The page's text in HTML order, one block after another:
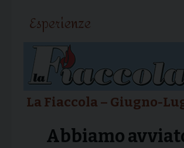
Esperienze
La Fiaccola – Giugno-
Abbiamo